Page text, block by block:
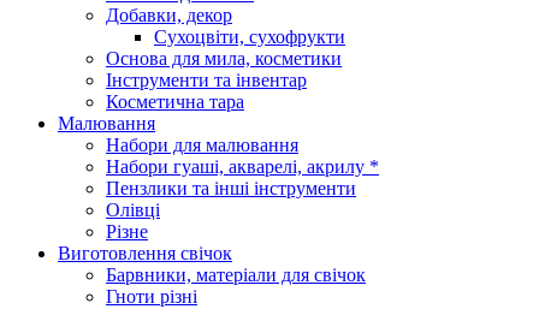
Добавки, декор
Сухоцвіти, сухофрукти
Основа для мила, косметики
Інструменти та інвентар
Косметична тара
Малювання
Набори для малювання
Набори гуаші, акварелі, акрилу *
Пензлики та інші інструменти
Олівці
Різне
Виготовлення свічок
Барвники, матеріали для свічок
Гноти різні